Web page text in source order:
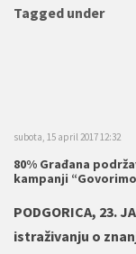
Tagged under
subota, 15 april 2017 12:32
80% Građana
kampanji
PODGORICA, 23.
istraživanju o